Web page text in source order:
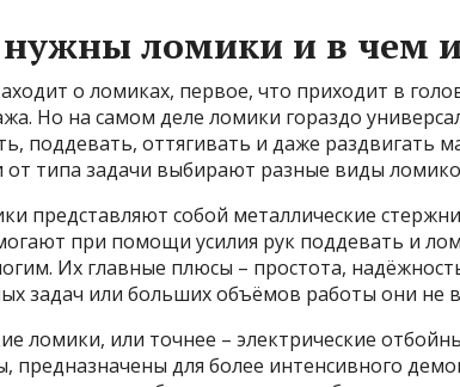
ломики и в чем
о ломиках, первое, что приходит в
Но на самом деле ломики гораздо
поддевать, оттягивать и даже раздвигать
от типа задачи выбирают разные виды
представляют собой металлические
при помощи усилия рук поддевать и
Их главные плюсы – простота,
задач или больших объёмов работы они не
ломики, или точнее – электрические
предназначены для более интенсивного